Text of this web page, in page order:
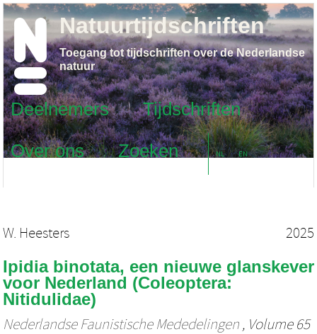
Deelnemers
Tijdschriften
Over ons
Zoeken NL EN
Natuurtijdschriften
Toegang tot tijdschriften over de Nederlandse
natuur
W. Heesters 2025
Ipidia binotata, een nieuwe glanskever
voor Nederland (Coleoptera:
Nitidulidae)
Nederlandse Faunistische Mededelingen , Volume 65